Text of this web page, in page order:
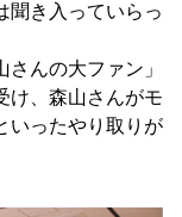
聞き入っていらっ
んの大ファン」
け、森山さんがモ
いったやり取りが